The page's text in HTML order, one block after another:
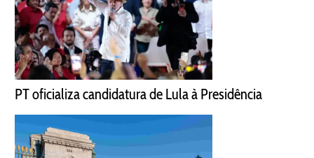
PT oficializa candidatura de Lula à Presidência